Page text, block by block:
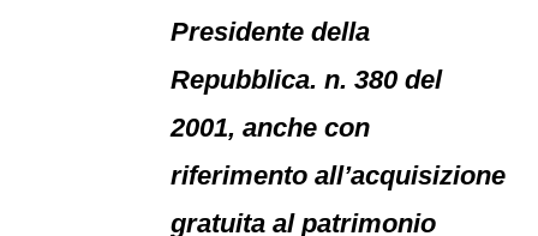
Presidente della
Repubblica. n. 380 del
2001, anche con
riferimento all’acquisizione
gratuita al patrimonio